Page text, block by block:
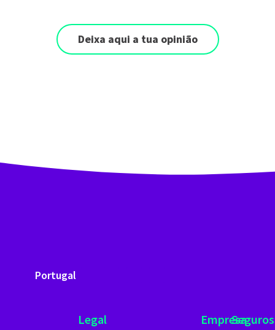
Deixa aqui a tua opinião
Portugal
Seguros
Empresa
Legal